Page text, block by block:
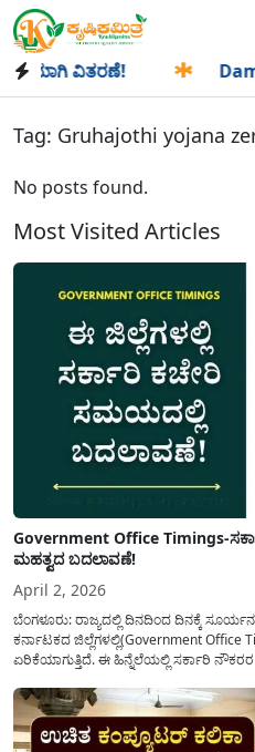
ವಿತರಣೆ! Dam
Tag: Gruhajothi yojana
No posts found.
Most Visited Articles
Government Office Timings-
ಮಹತ್ವದ ಬದಲಾವಣೆ!
April 2, 2026
ಬೆಂಗಳೂರು: ರಾಜ್ಯದಲ್ಲಿ ದಿನದಿಂದ ದಿನಕ್ಕೆ ಸೂರ್ಯನ
ಕರ್ನಾಟಕದ ಜಿಲ್ಲೆಗಳಲ್ಲಿ(Government
ಏರಿಕೆಯಾಗುತ್ತಿದೆ. ಈ ಹಿನ್ನೆಲೆಯಲ್ಲಿ ಸರ್ಕಾರಿ
ಮತ್ತು ಕಲ್ಯಾಣ ಕರ್ನಾಟಕದ ಒಟ್ಟು 9 ಜಿಲ್ಲೆಗಳಲ್ಲಿ